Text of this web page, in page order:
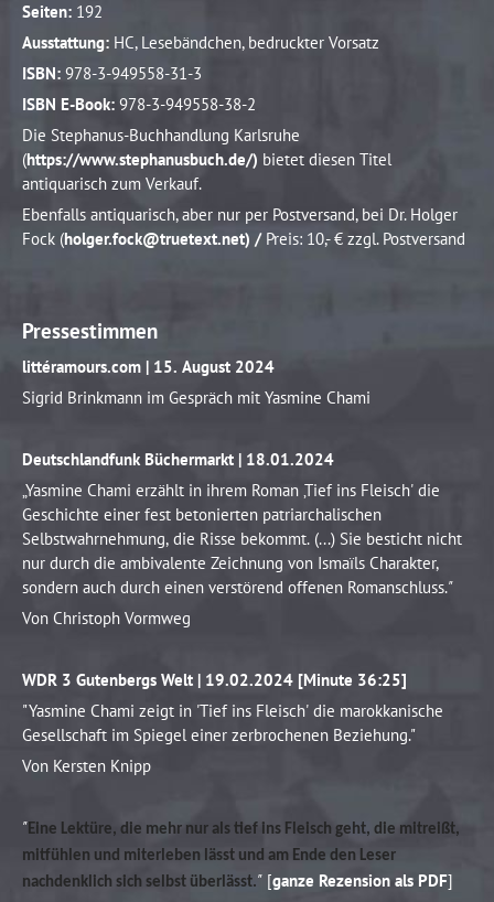
Seiten: 192
Ausstattung: HC, Lesebändchen, bedruckter Vorsatz
ISBN:978-3-949558-31-3
ISBN E-Book:978-3-949558-38-2
Die Stephanus-Buchhandlung Karlsruhe
(https://www.stephanusbuch.de/) bietet diesen Titel
antiquarisch zum Verkauf.
Ebenfalls antiquarisch, aber nur per Postversand, bei Dr. Holger
Fock (holger.fock@truetext.net) / Preis: 10,- € zzgl. Postversand
Pressestimmen
littéramours.com | 15. August 2024
Sigrid Brinkmann im Gespräch mit Yasmine Chami
Deutschlandfunk Büchermarkt | 18.01.2024
„Yasmine Chami erzählt in ihrem Roman ‚Tief ins Fleisch' die
Geschichte einer fest betonierten patriarchalischen
Selbstwahrnehmung, die Risse bekommt. (...) Sie besticht nicht
nur durch die ambivalente Zeichnung von Ismaïls Charakter,
sondern auch durch einen verstörend offenen Romanschluss."
Von Christoph Vormweg
WDR 3 Gutenbergs Welt | 19.02.2024 [Minute 36:25]
"Yasmine Chami zeigt in 'Tief ins Fleisch' die marokkanische
Gesellschaft im Spiegel einer zerbrochenen Beziehung."
Von Kersten Knipp
"Eine Lektüre, die mehr nur als tief ins Fleisch geht, die mitreißt,
mitfühlen und miterleben lässt und am Ende den Leser
nachdenklich sich selbst überlässt." [ganze Rezension als PDF]